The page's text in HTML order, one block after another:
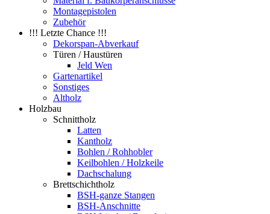
Montagepistolen
Zubehör
!!! Letzte Chance !!!
Dekorspan-Abverkauf
Türen / Haustüren
Jeld Wen
Gartenartikel
Sonstiges
Altholz
Holzbau
Schnittholz
Latten
Kantholz
Bohlen / Rohhobler
Keilbohlen / Holzkeile
Dachschalung
Brettschichtholz
BSH-ganze Stangen
BSH-Anschnitte